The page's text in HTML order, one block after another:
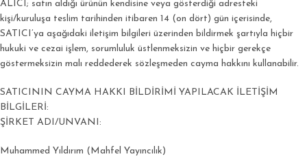
ALICI; satın aldığı ürünün kendisine veya gösterdiği adresteki
kişi/kuruluşa teslim tarihinden itibaren 14 (on dört) gün içerisinde,
SATICI’ya aşağıdaki iletişim bilgileri üzerinden bildirmek şartıyla hiçbir
hukuki ve cezai işlem, sorumluluk üstlenmeksizin ve hiçbir gerekçe
göstermeksizin malı reddederek sözleşmeden cayma hakkını kullanabilir.
SATICININ CAYMA HAKKI BİLDİRİMİ YAPILACAK İLETİŞİM
BİLGİLERİ:
ŞİRKET ADI/UNVANI:
Muhammed Yıldırım (Mahfel Yayıncılık)